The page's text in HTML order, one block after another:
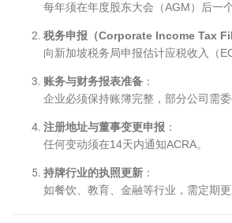
每年须在年度股东大会（AGM）后一
税务申报（Corporate Income Tax
向新加坡税务局申报估计应税收入（
账务与财务报表准备 ：
企业必须保持账簿完整，部分公司需委
注册地址与董事变更申报 ：
任何变动须在14天内通知ACRA。
持牌行业的执照更新 ：
如餐饮、教育、金融等行业，需定期更